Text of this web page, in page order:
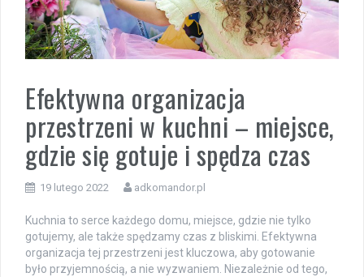
Efektywna organizacja
przestrzeni w kuchni – miejsce,
gdzie się gotuje i spędza czas
19 lutego 2022 adkomandor.pl
Kuchnia to serce każdego domu, miejsce, gdzie nie tylko
gotujemy, ale także spędzamy czas z bliskimi. Efektywna
organizacja tej przestrzeni jest kluczowa, aby gotowanie
było przyjemnością, a nie wyzwaniem. Niezależnie od tego,